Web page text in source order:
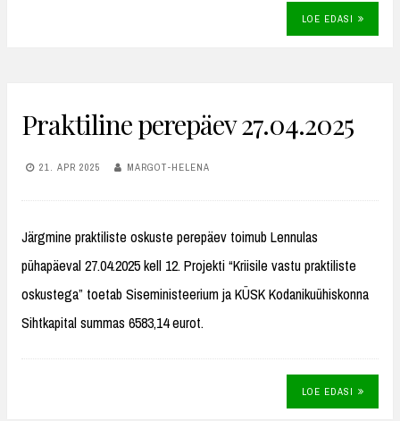
LOE EDASI
Praktiline perepäev 27.04.2025
21. APR 2025 MARGOT-HELENA
Järgmine praktiliste oskuste perepäev toimub Lennulas
pühapäeval 27.04.2025 kell 12. Projekti “Kriisile vastu praktiliste
oskustega” toetab Siseministeerium ja KÜSK Kodanikuühiskonna
Sihtkapital summas 6583,14 eurot.
LOE EDASI